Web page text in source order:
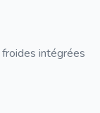
intégrées